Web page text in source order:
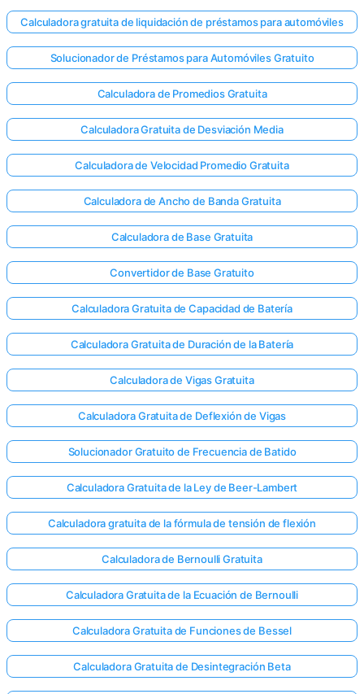
Calculadora gratuita de liquidación de préstamos para automóviles
Solucionador de Préstamos para Automóviles Gratuito
Calculadora de Promedios Gratuita
Calculadora Gratuita de Desviación Media
Calculadora de Velocidad Promedio Gratuita
Calculadora de Ancho de Banda Gratuita
Calculadora de Base Gratuita
Convertidor de Base Gratuito
Calculadora Gratuita de Capacidad de Batería
Calculadora Gratuita de Duración de la Batería
Calculadora de Vigas Gratuita
Calculadora Gratuita de Deflexión de Vigas
Solucionador Gratuito de Frecuencia de Batido
Calculadora Gratuita de la Ley de Beer-Lambert
Calculadora gratuita de la fórmula de tensión de flexión
Calculadora de Bernoulli Gratuita
Calculadora Gratuita de la Ecuación de Bernoulli
Calculadora Gratuita de Funciones de Bessel
Calculadora Gratuita de Desintegración Beta